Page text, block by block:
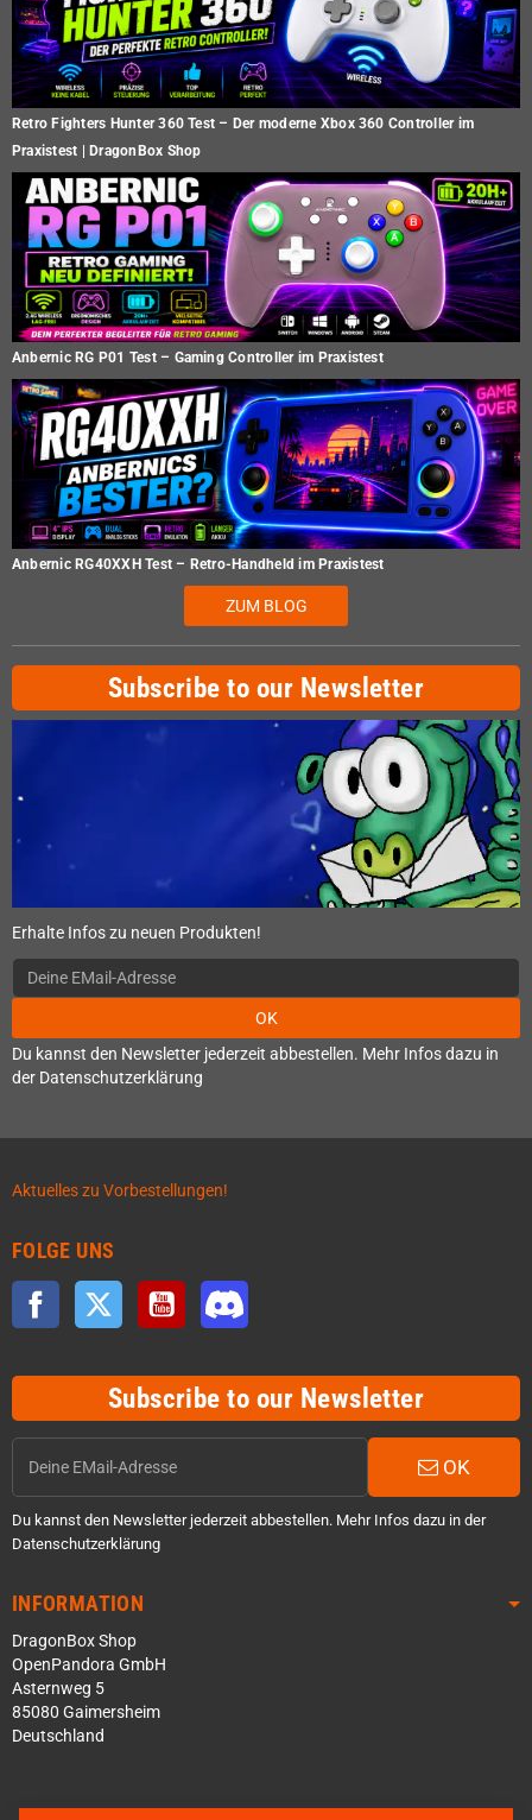
Retro Fighters Hunter 360 Test – Der moderne Xbox 360 Controller im
Praxistest | DragonBox Shop
Anbernic RG P01 Test – Gaming Controller im Praxistest
Anbernic RG40XXH Test – Retro-Handheld im Praxistest
ZUM BLOG
Subscribe to our Newsletter
Erhalte Infos zu neuen Produkten!
OK
Du kannst den Newsletter jederzeit abbestellen. Mehr Infos dazu in
der Datenschutzerklärung
Aktuelles zu Vorbestellungen!
FOLGE UNS
Facebook Twitter YouTube
Subscribe to our Newsletter
OK
Du kannst den Newsletter jederzeit abbestellen. Mehr Infos dazu in der
Datenschutzerklärung
INFORMATION
DragonBox Shop
OpenPandora GmbH
Asternweg 5
85080 Gaimersheim
Deutschland